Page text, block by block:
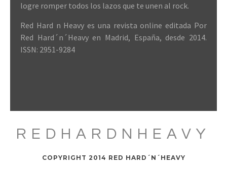
logre romper todos los lazos que te unen al rock.
Red Hard n Heavy es una revista online editada Por
Red Hard´n´Heavy en Madrid, España, desde 2014.
ISSN: 2951-9284
REDHARDNHEAVY
COPYRIGHT 2014 RED HARD´N´HEAVY